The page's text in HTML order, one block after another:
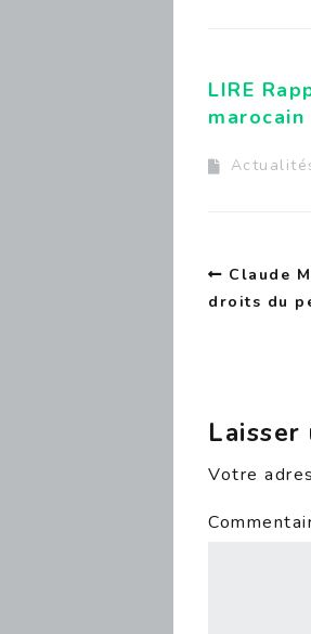
LIRE
marocain
Claude
droits du
Laisser
Votre